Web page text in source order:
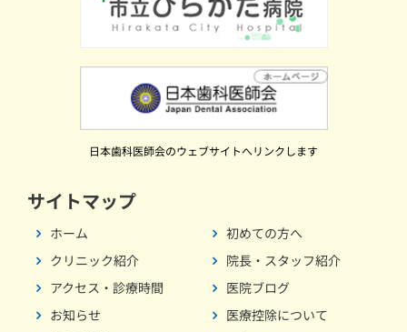
日本歯科医師会のウェブサイトへリンクします
サイトマップ
ホーム
初めての方へ
クリニック紹介
院長・スタッフ紹介
アクセス・診療時間
医院ブログ
お知らせ
医療控除について